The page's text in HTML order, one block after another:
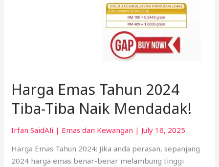
Harga Emas Tahun 2024
Tiba-Tiba Naik Mendadak!
Irfan SaidAli | Emas dan Kewangan | July 16, 2025
Harga Emas Tahun 2024: Jika anda perasan, sepanjang
2024 harga emas benar-benar melambung tinggi